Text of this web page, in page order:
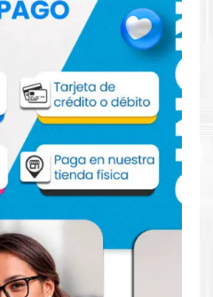
y atención para adquirir tus
todos los dias. Escríbenos o
la solución perfecta para tu
Kit Toner Xerox C500 C505
para impresoras
o para provincia
. Descubre la mejor manera de
Xerox C500 C505 VersaLink.
de productos originales que
óptimo y duradero para tus